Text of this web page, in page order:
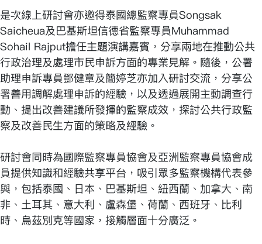
是次線上研討會亦邀得泰國總監察專員Songsak
Saicheua及巴基斯坦信德省監察專員Muhammad
Sohail Rajput擔任主題演講嘉賓，分享兩地在推動公共
行政治理及處理市民申訴方面的專業見解。隨後，公署
助理申訴專員鄧健章及簡婷芝亦加入研討交流，分享公
署善用調解處理申訴的經驗，以及透過展開主動調查行
動、提出改善建議所發揮的監察成效，探討公共行政監
察及改善民生方面的策略及經驗。
研討會同時為國際監察專員協會及亞洲監察專員協會成
員提供知識和經驗共享平台，吸引眾多監察機構代表參
與，包括泰國、日本、巴基斯坦、紐西蘭、加拿大、南
非、土耳其、意大利、盧森堡、荷蘭、西班牙、比利
時、烏茲別克等國家，接觸層面十分廣泛。